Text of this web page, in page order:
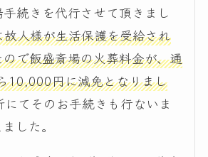
続きを代行させて頂きまし
故人様が生活保護を受給され
で飯盛斎場の火葬料金が、通
10,000円に減免となりまし
にてそのお手続きも行ないま
した。